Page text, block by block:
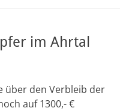
im Ahrtal
über den Verbleib der
auf 1300,- €